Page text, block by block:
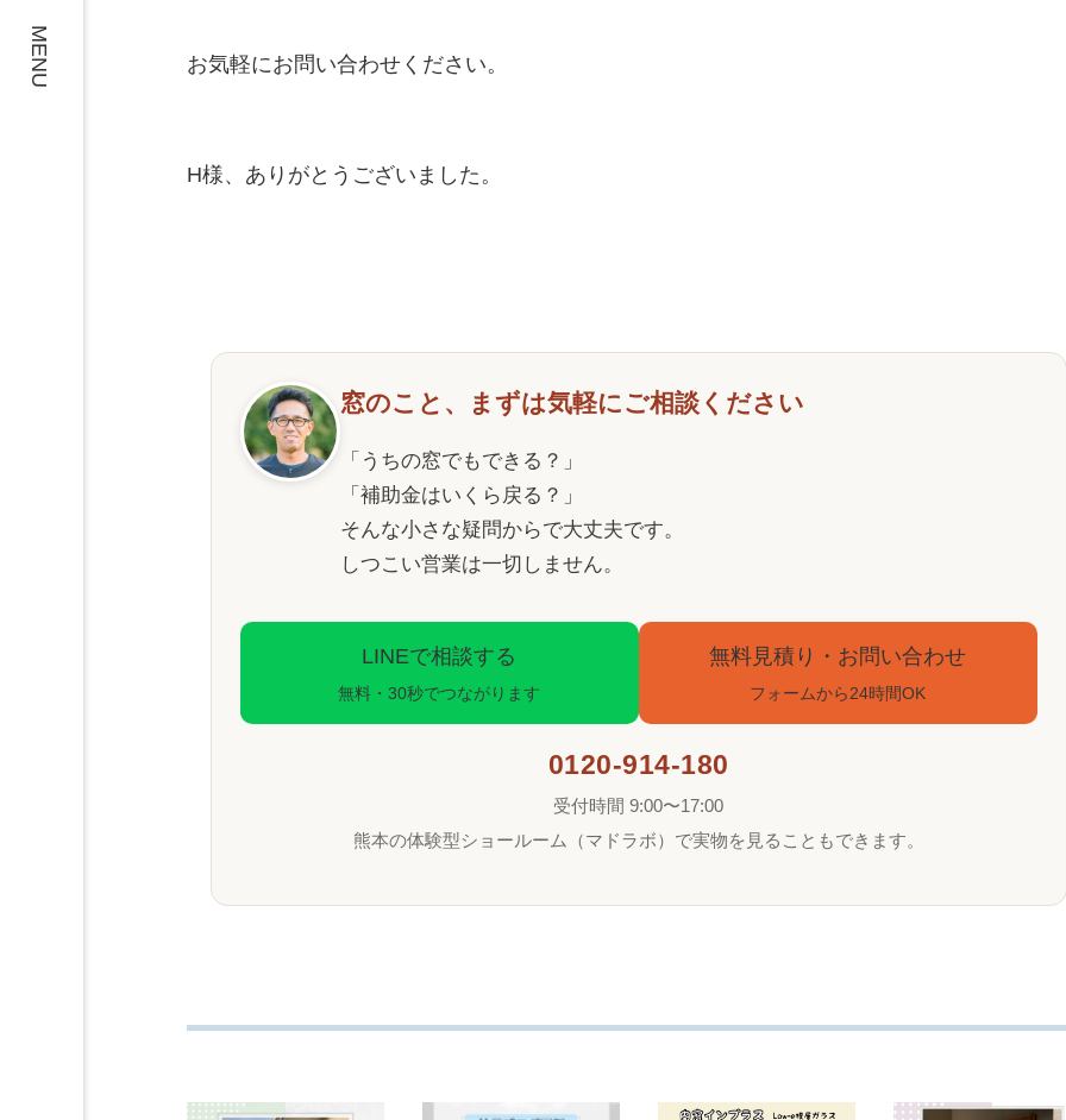
MENU お気軽にお問い合わせください。
H様、ありがとうございました。
窓のこと、まずは気軽にご相談ください
「うちの窓でもできる？」
「補助金はいくら戻る？」
そんな小さな疑問からで大丈夫です。
しつこい営業は一切しません。
LINEで相談する
無料・30秒でつながります
無料見積り・お問い合わせ
フォームから24時間OK
0120-914-180
受付時間 9:00〜17:00
熊本の体験型ショールーム（マドラボ）で実物を見ることもできます。